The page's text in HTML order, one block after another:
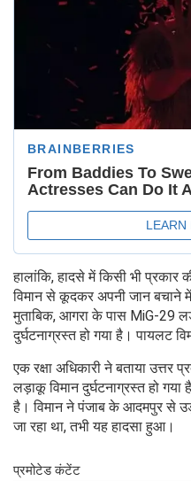
हालांकि, हादसे में किसी भी प्रकार
विमान से कूदकर अपनी जान बचाने
मुताबिक, आगरा के पास MiG-29
दुर्घटनाग्रस्त हो गया है। पायलट
एक रक्षा अधिकारी ने बताया
लड़ाकू विमान दुर्घटनाग्रस्त हो
है। विमान ने पंजाब के आदमपुर से
जा रहा था, तभी यह हादसा हुआ।